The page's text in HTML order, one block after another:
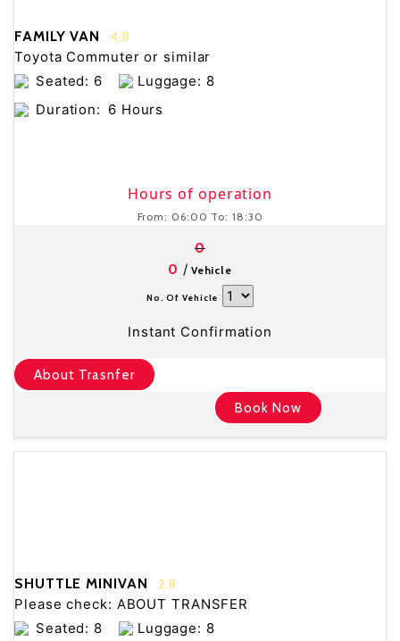
FAMILY VAN 4.8
Toyota Commuter or similar
Seated: 6
Luggage: 8
Duration: 6 Hours
Hours of operation
From: 06:00 To: 18:30
0
0 / Vehicle
No. Of Vehicle
Instant Confirmation
About Trasnfer
Book Now
SHUTTLE MINIVAN 2.8
Please check: ABOUT TRANSFER
Seated: 8
Luggage: 8